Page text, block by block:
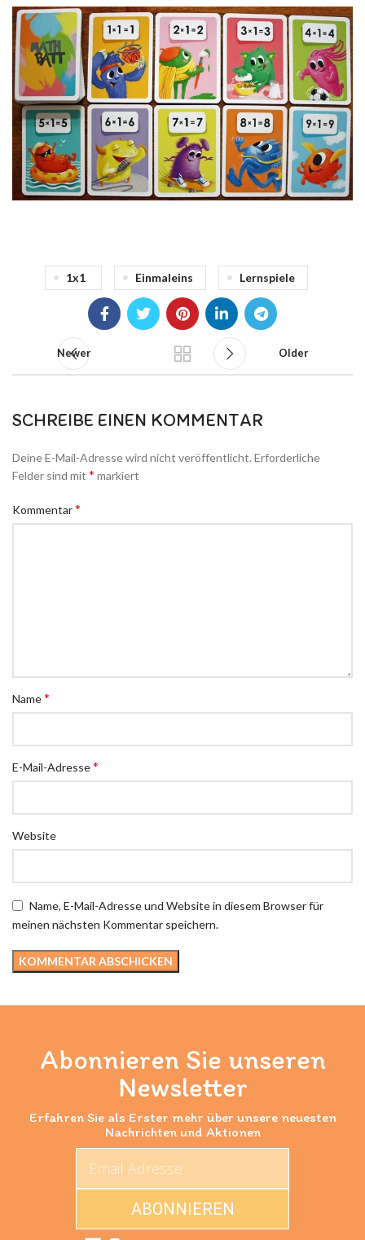
1x1 Einmaleins Lernspiele
Newer Older
SCHREIBE EINEN KOMMENTAR
Deine E-Mail-Adresse wird nicht veröffentlicht. Erforderliche
Felder sind mit * markiert
Kommentar*
Name*
E-Mail-Adresse*
Website
Name, E-Mail-Adresse und Website in diesem Browser für
meinen nächsten Kommentar speichern.
Abonnieren Sie unseren
Newsletter
Erfahren Sie als Erster mehr über unsere neuesten
Nachrichten und Aktionen
ABONNIEREN